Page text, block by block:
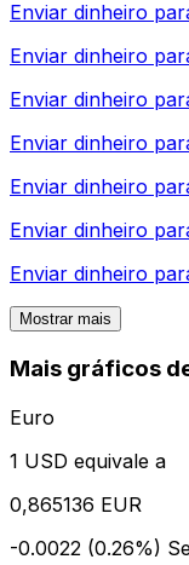
Enviar dinheiro
Enviar dinheiro
Enviar dinheiro
Enviar dinheiro
Enviar dinheiro
Enviar dinheiro
Enviar dinheiro
Mostrar mais
Mais gráficos
Euro
1 USD equivale a
0,865136 EUR
-0.0022 (0.26%)